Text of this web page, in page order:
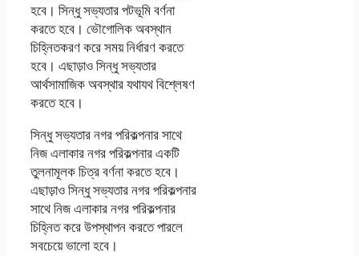
হবে। সিন্ধু সভ্যতার পটভূমি বর্ণনা
করতে হবে। ভৌগোলিক অবস্থান
চিহ্নিতকরণ করে সময় নির্ধারণ করতে
হবে। এছাড়াও সিন্ধু সভ্যতার
আর্থসামাজিক অবস্থার যথাযথ বিশ্লেষণ
করতে হবে।
সিন্ধু সভ্যতার নগর পরিকল্পনার সাথে
নিজ এলাকার নগর পরিকল্পনার একটি
তুলনামূলক চিত্র বর্ণনা করতে হবে।
এছাড়াও সিন্ধু সভ্যতার নগর পরিকল্পনার
সাথে নিজ এলাকার নগর পরিকল্পনার
চিহ্নিত করে উপস্থাপন করতে পারলে
সবচেয়ে ভালো হবে।